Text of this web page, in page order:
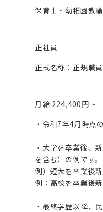
保育士・幼稚園教諭
正社員
正式名称：正規職員
月給 224,400円 ~
・令和7年4月時点
・大学を卒業後、
を含む）の例です。
例）短大を卒業後
例：高校を卒業後
・最終学歴以降、